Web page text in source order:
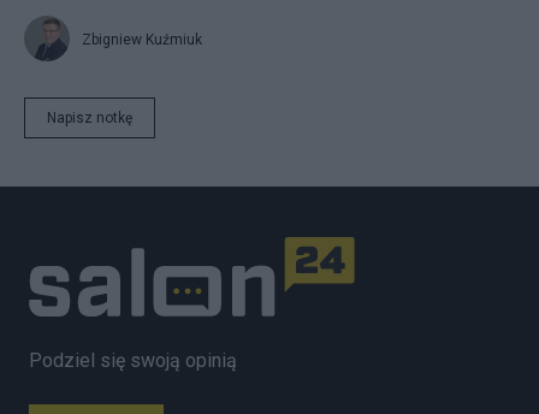
Zbigniew Kuźmiuk
Napisz notkę
Podziel się swoją opinią